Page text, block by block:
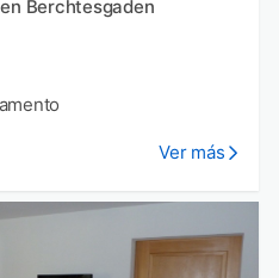
Berchtesgaden
Ver más